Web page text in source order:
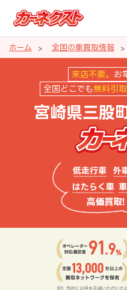
ホーム 全国の車買取情報
宮崎県三股町
来店不要。 お
全国どこでも 無料引取
宮崎県三股